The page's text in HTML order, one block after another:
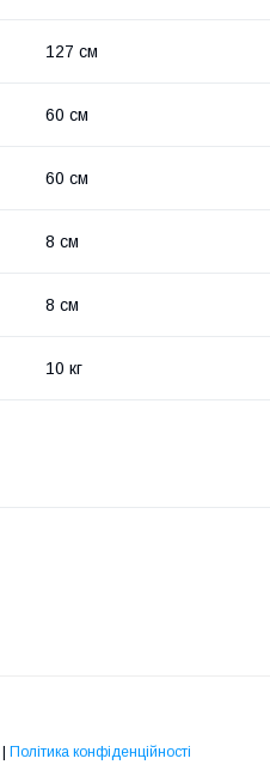
127 см
60 см
60 см
8 см
8 см
10 кг
| Політика конфіденційності